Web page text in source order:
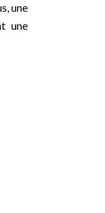
une
une